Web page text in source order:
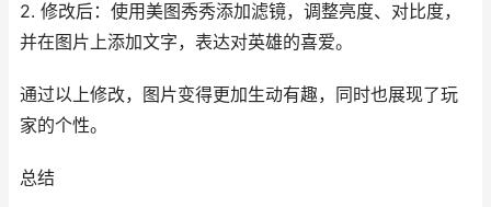
2. 修改后：使用美图秀秀添加滤镜，调整亮度、对比度，
并在图片上添加文字，表达对英雄的喜爱。
通过以上修改，图片变得更加生动有趣，同时也展现了玩
家的个性。
总结